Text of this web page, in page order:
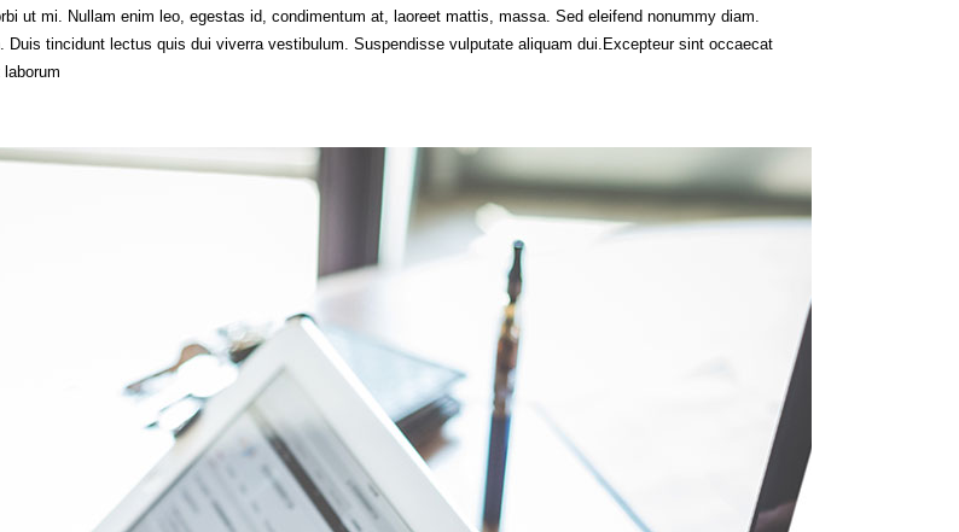
ut mi. Nullam enim leo, egestas id, condimentum at, laoreet mattis, massa. Sed eleifend nonummy diam.
tincidunt lectus quis dui viverra vestibulum. Suspendisse vulputate aliquam dui.Excepteur sint occaecat